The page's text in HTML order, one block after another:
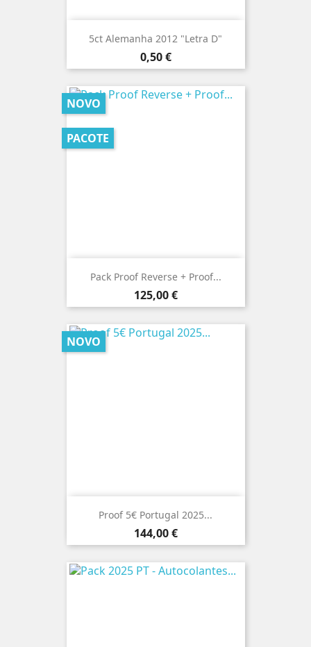
5ct Alemanha 2012 "Letra D"
Preço
0,50 €
Pack Proof Reverse + Proof...
Preço
125,00 €
NOVO
PACOTE
Proof 5€ Portugal 2025...
Preço
144,00 €
NOVO